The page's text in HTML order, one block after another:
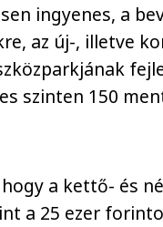
ingyenes, a
az új-, illetve
szinten 150
a kettő- és
a 25 ezer